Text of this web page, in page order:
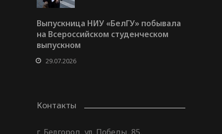
Выпускница НИУ «БелГУ» побывала
на Всероссийском студенческом
выпускном
29.07.2026
Контакты